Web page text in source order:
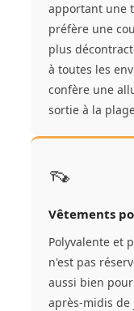
apportant une
préfère une
plus
à toutes les
confère une
sortie à la
👡
Vêtements
Polyvalente et
n'est pas
aussi bien
après-midis de